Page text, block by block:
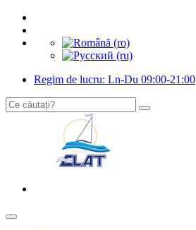
Regim de lucru: Ln-Du 09:00-21:00